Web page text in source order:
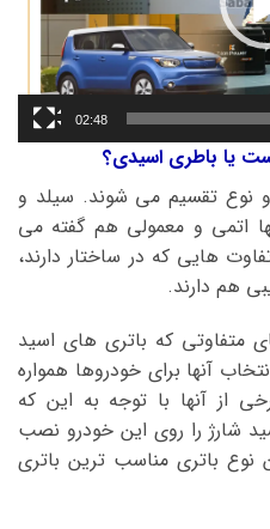
02:48
یا باطری اسیدی؟
نوع تقسیم می شوند. سیلد و
اتمی و معمولی هم گفته می
هایی که در ساختار دارند،
هم دارند.
متفاوتی که باتری های اسید
آنها برای خودروها همواره
از آنها با توجه به این که
شارژ را روی این خودرو نصب
باتری مناسب ترین باتری